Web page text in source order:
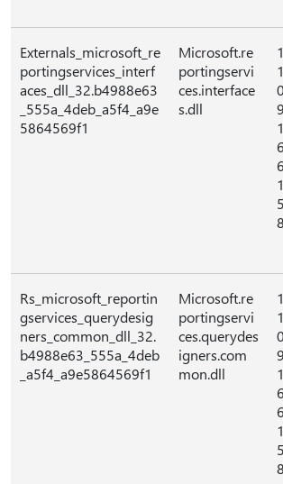
Externals_microsoft_re
portingservices_interf
aces_dll_32.b4988e63
_555a_4deb_a5f4_a9e
5864569f1
Microsoft.re
portingservi
ces.interface
s.dll
1
9
1
6
1
5
8
Rs_microsoft_reportin
gservices_querydesig
ners_common_dll_32.
b4988e63_555a_4deb
_a5f4_a9e5864569f1
Microsoft.re
portingservi
ces.querydes
igners.com
mon.dll
1
9
1
6
1
5
8